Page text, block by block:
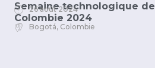
26 août 2024
Bogotá, Colombie
Semaine technologique de
Colombie 2024